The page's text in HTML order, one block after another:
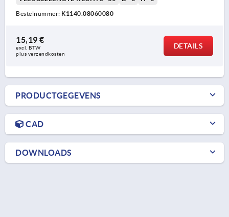
Bestelnummer: K1140.08060080
15,19 €
excl. BTW
plus verzendkosten
DETAILS
PRODUCTGEGEVENS
CAD
DOWNLOADS